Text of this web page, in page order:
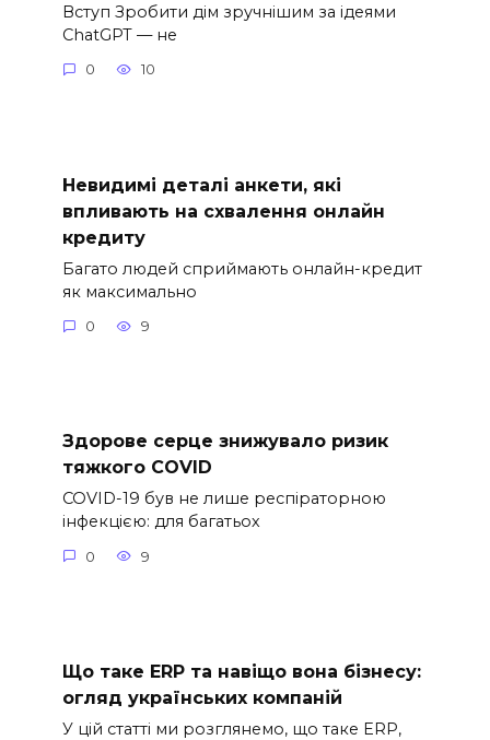
Вступ Зробити дім зручнішим за ідеями
ChatGPT — не
0 10
Невидимі деталі анкети, які
впливають на схвалення онлайн
кредиту
Багато людей сприймають онлайн-кредит
як максимально
0 9
Здорове серце знижувало ризик
тяжкого COVID
COVID-19 був не лише респіраторною
інфекцією: для багатьох
0 9
Що таке ERP та навіщо вона бізнесу:
огляд українських компаній
У цій статті ми розглянемо, що таке ERP,